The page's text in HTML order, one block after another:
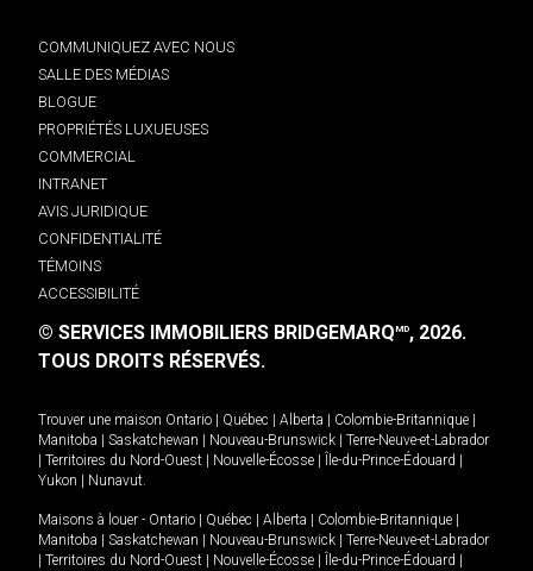
COMMUNIQUEZ AVEC NOUS
SALLE DES MÉDIAS
BLOGUE
PROPRIÉTÉS LUXUEUSES
COMMERCIAL
INTRANET
AVIS JURIDIQUE
CONFIDENTIALITÉ
TÉMOINS
ACCESSIBILITÉ
© SERVICES IMMOBILIERS BRIDGEMARQMD, 2026.
TOUS DROITS RÉSERVÉS.
Trouver une maison Ontario Québec Alberta Colombie-Britannique
Manitoba
Saskatchewan Nouveau-Brunswick
Terre-Neuve-et-Labrador
Territoires du Nord-Ouest Nouvelle-Écosse Île-du-Prince-Édouard
Yukon
Nunavut.
Maisons à louer - Ontario Québec Alberta Colombie-Britannique
Manitoba
Saskatchewan Nouveau-Brunswick
Terre-Neuve-et-Labrador
Territoires du Nord-Ouest Nouvelle-Écosse Île-du-Prince-Édouard